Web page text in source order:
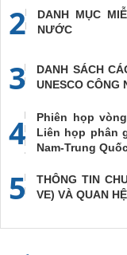
2
DANH MỤC
NƯỚC
3
DANH SÁCH
UNESCO CÔNG
4
Phiên họp
Liên họp phân
Nam-Trung
5
THÔNG TIN
VE) VÀ QUAN